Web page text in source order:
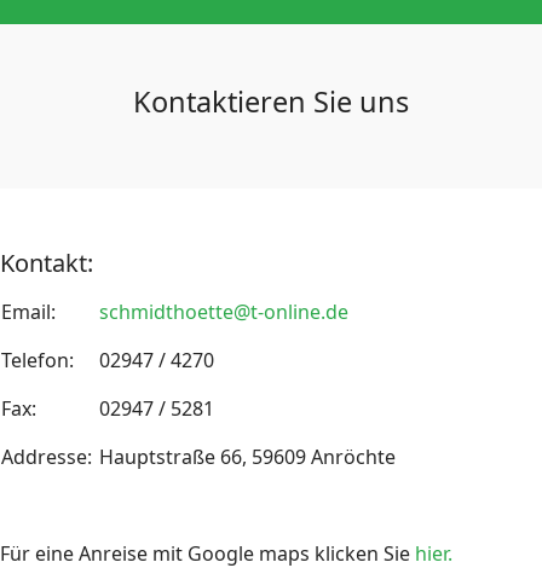
Kontaktieren Sie uns
Kontakt:
Email:
schmidthoette@t-online.de
Telefon:
02947 / 4270
Fax:
02947 / 5281
Addresse: Hauptstraße 66, 59609 Anröchte
Für eine Anreise mit Google maps klicken Sie hier.